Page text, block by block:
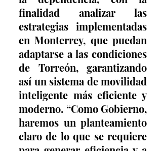
finalidad analizar las
estrategias implementadas
en Monterrey, que puedan
adaptarse a las condiciones
de Torreón, garantizando
así un sistema de movilidad
inteligente más eficiente y
moderno. “Como Gobierno,
haremos un planteamiento
claro de lo que se requiere